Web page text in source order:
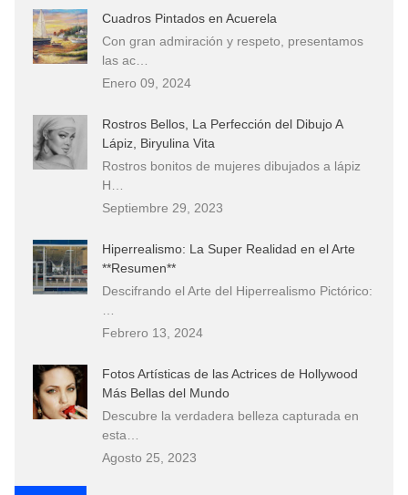
Cuadros Pintados en Acuerela
Con gran admiración y respeto, presentamos
las ac…
Enero 09, 2024
Rostros Bellos, La Perfección del Dibujo A
Lápiz, Biryulina Vita
Rostros bonitos de mujeres dibujados a lápiz
H…
Septiembre 29, 2023
Hiperrealismo: La Super Realidad en el Arte
**Resumen**
Descifrando el Arte del Hiperrealismo Pictórico:
Febrero 13, 2024
Fotos Artísticas de las Actrices de Hollywood
Más Bellas del Mundo
Descubre la verdadera belleza capturada en
esta…
Agosto 25, 2023